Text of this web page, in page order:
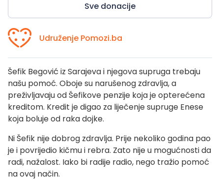
Sve donacije
Udruženje Pomozi.ba
Šefik Begović iz Sarajeva i njegova supruga trebaju
našu pomoć. Oboje su narušenog zdravlja, a
preživljavaju od Šefikove penzije koja je opterećena
kreditom. Kredit je digao za liječenje supruge Enese
koja boluje od raka dojke.
Ni Šefik nije dobrog zdravlja. Prije nekoliko godina pao
je i povrijedio kičmu i rebra. Zato nije u mogućnosti da
radi, nažalost. Iako bi radije radio, nego tražio pomoć
na ovaj način.